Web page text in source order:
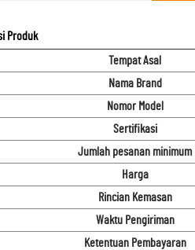
Produk
Tempat Asal
Nama Brand
Nomor Model
Sertifikasi
Jumlah pesanan minimum
Harga
Rincian Kemasan
Waktu Pengiriman
Ketentuan Pembayaran